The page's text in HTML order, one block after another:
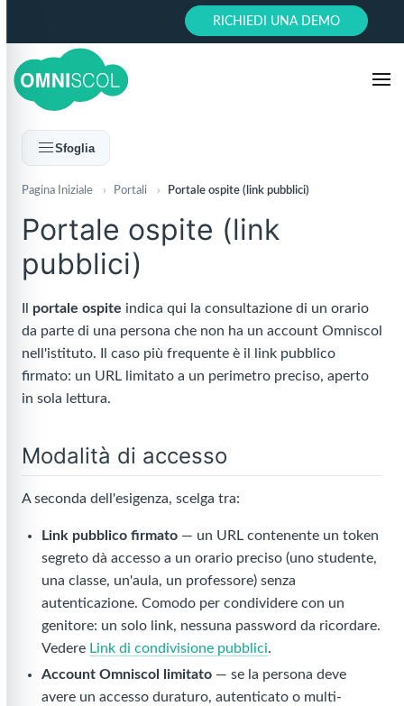
RICHIEDI UNA DEMO
Sfoglia
Pagina Iniziale › Portali › Portale ospite (link pubblici)
Portale ospite (link
pubblici)
portale ospite indica qui la consultazione di un orario
da parte di una persona che non ha un account Omniscol
nell'istituto. Il caso più frequente è il link pubblico
firmato: un URL limitato a un perimetro preciso, aperto
in sola lettura.
Modalità di accesso
A seconda dell'esigenza, scelga tra:
Link pubblico firmato — un URL contenente un token
segreto dà accesso a un orario preciso (uno studente,
una classe, un'aula, un professore) senza
autenticazione. Comodo per condividere con un
genitore: un solo link, nessuna password da ricordare.
Vedere Link di condivisione pubblici.
Account Omniscol limitato — se la persona deve
avere un accesso duraturo, autenticato o multi-